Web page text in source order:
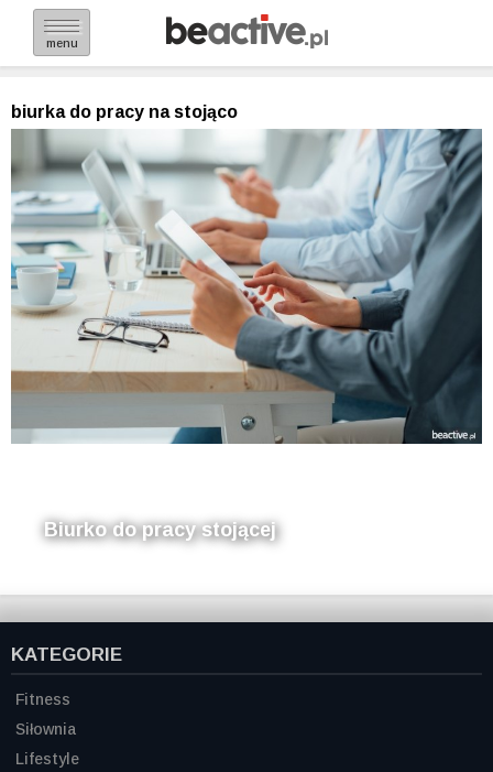
menu
biurka do pracy na stojąco
Biurko do pracy stojącej
KATEGORIE
Fitness
Siłownia
Lifestyle